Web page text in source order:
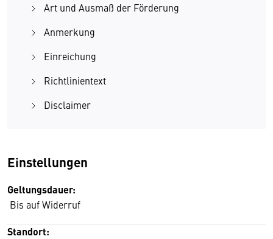
Art und Ausmaß der Förderung
Anmerkung
Einreichung
Richtlinientext
Disclaimer
Einstellungen
Geltungsdauer:
Bis auf Widerruf
Standort: